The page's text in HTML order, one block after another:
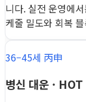
니다. 실전 운영에
케줄 밀도와 회복
36–45세 丙申
병신 대운 · HOT